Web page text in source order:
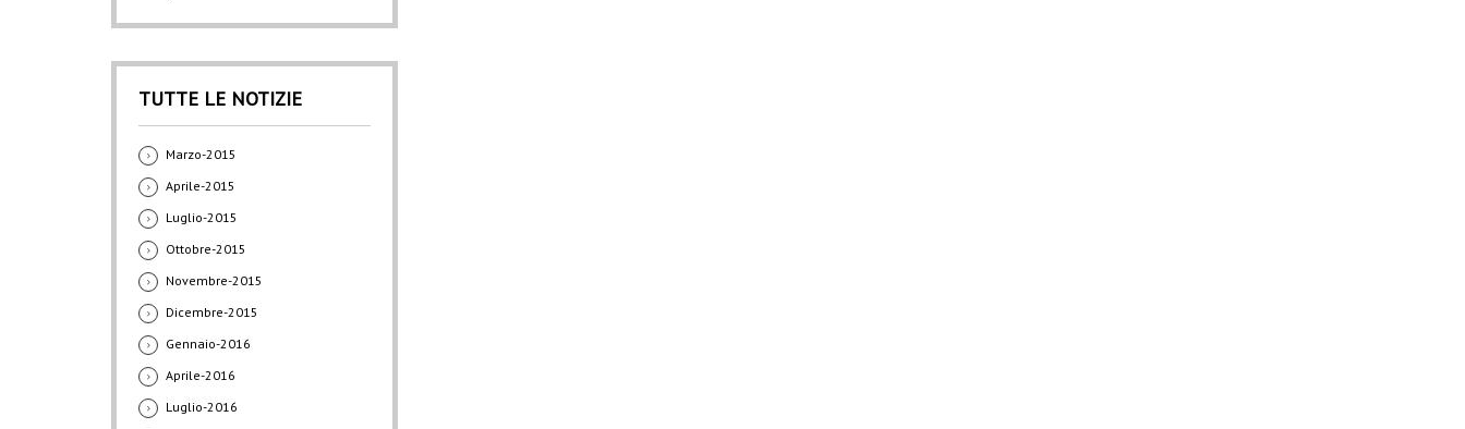
TUTTE LE NOTIZIE
Marzo-2015
Aprile-2015
Luglio-2015
Ottobre-2015
Novembre-2015
Dicembre-2015
Gennaio-2016
Aprile-2016
Luglio-2016